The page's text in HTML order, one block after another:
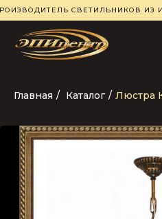
СВЕТИЛЬНИКОВ
Главная / Каталог / Люстра